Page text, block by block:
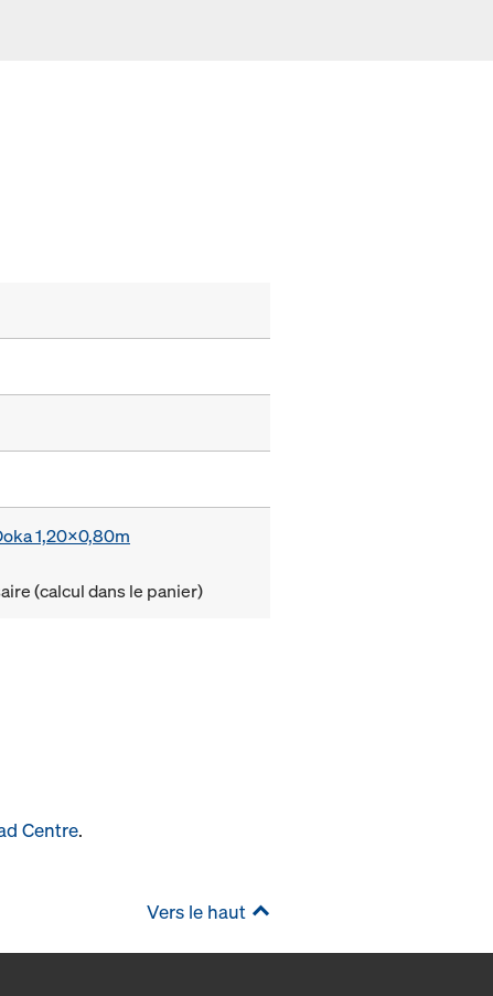
1,20x0,80m
(calcul dans le panier)
Centre.
Vers le haut